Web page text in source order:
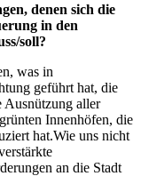
denen sich die
in den
soll?
was in
geführt hat, die
Ausnützung aller
Innenhöfen, die
hat.Wie uns nicht
an die Stadt